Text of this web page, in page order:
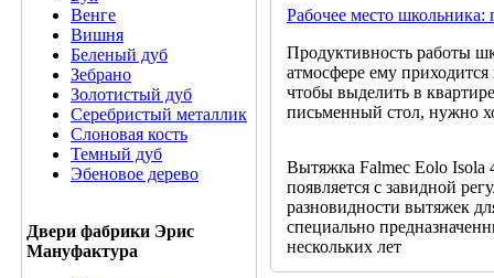
Венге
Вишня
Беленый дуб
Зебрано
Золотистый дуб
Серебристый металлик
Слоновая кость
Темный дуб
Эбеновое дерево
Двери фабрики Эрис
Мануфактура
Рабочее место школьника:
Продуктивность работы
атмосфере ему
чтобы выделить в
письменный стол, нужно
Вытяжка Falmec Eolo Isola
появляется с завидной
разновидности вытяжек
специально
нескольких лет